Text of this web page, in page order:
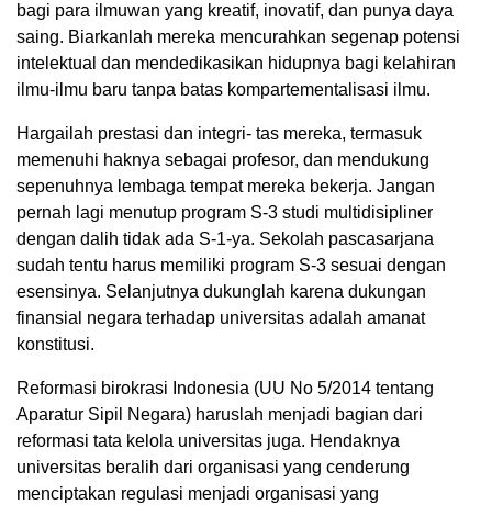
bagi para ilmuwan yang kreatif, inovatif, dan punya daya
saing. Biarkanlah mereka mencurahkan segenap potensi
intelektual dan mendedikasikan hidupnya bagi kelahiran
ilmu-ilmu baru tanpa batas kompartementalisasi ilmu.
Hargailah prestasi dan integri- tas mereka, termasuk
memenuhi haknya sebagai profesor, dan mendukung
sepenuhnya lembaga tempat mereka bekerja. Jangan
pernah lagi menutup program S-3 studi multidisipliner
dengan dalih tidak ada S-1-ya. Sekolah pascasarjana
sudah tentu harus memiliki program S-3 sesuai dengan
esensinya. Selanjutnya dukunglah karena dukungan
finansial negara terhadap universitas adalah amanat
konstitusi.
Reformasi birokrasi Indonesia (UU No 5/2014 tentang
Aparatur Sipil Negara) haruslah menjadi bagian dari
reformasi tata kelola universitas juga. Hendaknya
universitas beralih dari organisasi yang cenderung
menciptakan regulasi menjadi organisasi yang